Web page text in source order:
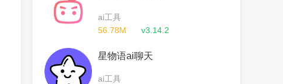
ai工具
56.78M
v3.14.2
星物语ai聊天
ai工具